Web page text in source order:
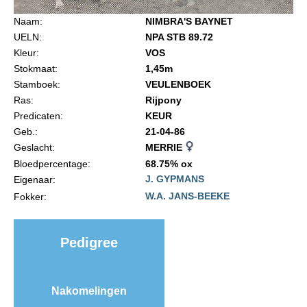
Import registratie
Informatie overschrijven paspoort
Formulier overschrijven op naam
Animal Health Regulation
Gids voor Goede Praktijken
Webshop
NRPS Select Sale
Naam:
NIMBRA'S BAYNET
UELN:
NPA STB 89.72
Kleur:
VOS
Stokmaat:
1,45m
Stamboek:
VEULENBOEK
Ras:
Rijpony
Predicaten:
KEUR
Geb.:
21-04-86
Geslacht:
MERRIE
Bloedpercentage:
68.75% ox
Eigenaar:
J. GYPMANS
Fokker:
W.A. JANS-BEEKE
Pedigree
Nakomelingen